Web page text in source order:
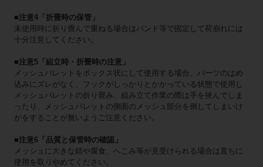
■注意4「折畳時の保管」
未使用時に折り畳んで重ねる場合はバンド等で固定して荷崩れには
十分注意してください。
■注意5「組立時・折畳時の注意」
メッシュパレットをボックス状にして使用する場合、パーツのはめ
込みにズレがなく、フックがしっかりとかかっている状態で使用し
メッシュパレットの折り畳み、組み立て作業の際は手を挟んでしま
ったり、メッシュパレットの側面のメッシュ部分を倒してしまいけ
がをすることが無いようご注意ください。
■注意6「品質と保管時の確認」
メッシュに大きな錆や腐食、へこみ等が見受けられる場合は直ちに
使用を取りやめてください。